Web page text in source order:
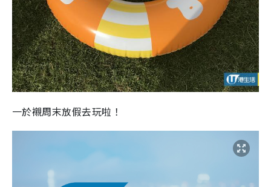
一於襯周末放假去玩啦！